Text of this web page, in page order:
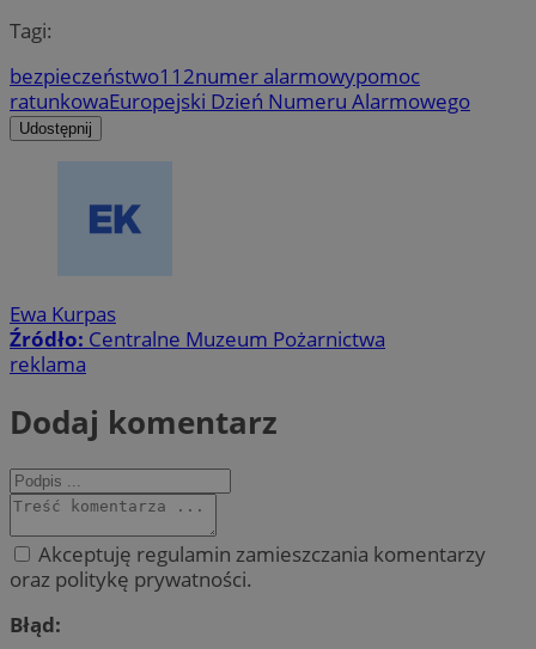
Tagi:
bezpieczeństwo112numer alarmowypomoc
ratunkowaEuropejski Dzień Numeru Alarmowego
Udostępnij
Ewa Kurpas
Źródło: Centralne Muzeum Pożarnictwa
reklama
Dodaj komentarz
Akceptuję regulamin zamieszczania komentarzy
oraz politykę prywatności.
Błąd: